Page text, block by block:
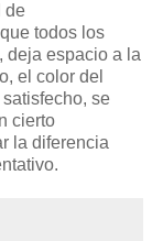
de
todos los
deja espacio a la
el color del
se
cierto
la diferencia